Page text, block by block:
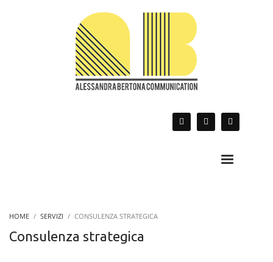
HOME SERVIZI CONSULENZA STRATEGICA
Consulenza strategica